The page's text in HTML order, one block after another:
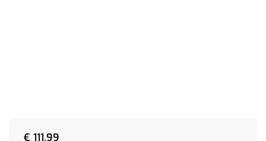
€ 111,99